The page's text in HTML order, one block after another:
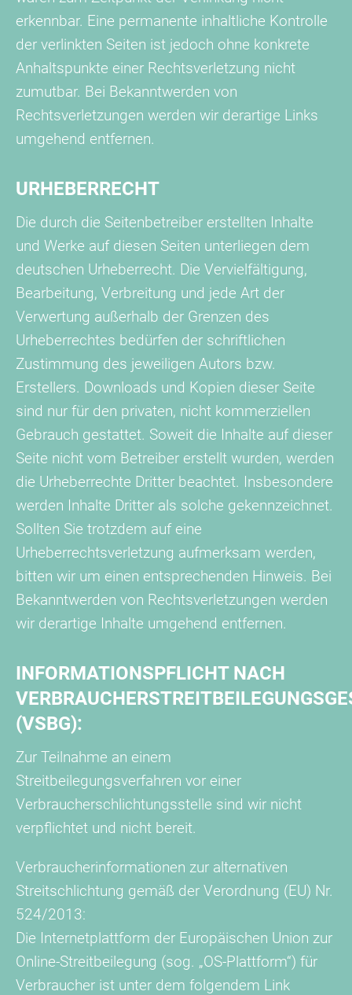
erkennbar. Eine permanente inhaltliche Kontrolle
der verlinkten Seiten ist jedoch ohne konkrete
Anhaltspunkte einer Rechtsverletzung nicht
zumutbar. Bei Bekanntwerden von
Rechtsverletzungen werden wir derartige Links
umgehend entfernen.
URHEBERRECHT
Die durch die Seitenbetreiber erstellten Inhalte
und Werke auf diesen Seiten unterliegen dem
deutschen Urheberrecht. Die Vervielfältigung,
Bearbeitung, Verbreitung und jede Art der
Verwertung außerhalb der Grenzen des
Urheberrechtes bedürfen der schriftlichen
Zustimmung des jeweiligen Autors bzw.
Erstellers. Downloads und Kopien dieser Seite
sind nur für den privaten, nicht kommerziellen
Gebrauch gestattet. Soweit die Inhalte auf dieser
Seite nicht vom Betreiber erstellt wurden, werden
die Urheberrechte Dritter beachtet. Insbesondere
werden Inhalte Dritter als solche gekennzeichnet.
Sollten Sie trotzdem auf eine
Urheberrechtsverletzung aufmerksam werden,
bitten wir um einen entsprechenden Hinweis. Bei
Bekanntwerden von Rechtsverletzungen werden
wir derartige Inhalte umgehend entfernen.
INFORMATIONSPFLICHT NACH
(VSBG):
Zur Teilnahme an einem
Streitbeilegungsverfahren vor einer
Verbraucherschlichtungsstelle sind wir nicht
verpflichtet und nicht bereit.
Verbraucherinformationen zur alternativen
Streitschlichtung gemäß der Verordnung (EU) Nr.
524/2013:
Die Internetplattform der Europäischen Union zur
Online-Streitbeilegung (sog. „OS-Plattform“) für
Verbraucher ist unter dem folgendem Link